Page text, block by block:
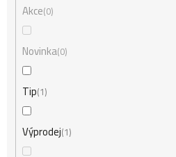
Akce 0
Novinka 0
Tip 1
Výprodej 1